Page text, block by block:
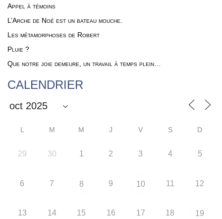
Appel à témoins
L’Arche de Noé est un bateau mouche.
Les métamorphoses de Robert
Pluie ?
Que notre joie demeure, un travail à temps plein…
CALENDRIER
L M M J V S D
29 30 1 2 3 4 5
6 7 8 9 10 11 12
13 14 15 16 17 18 19